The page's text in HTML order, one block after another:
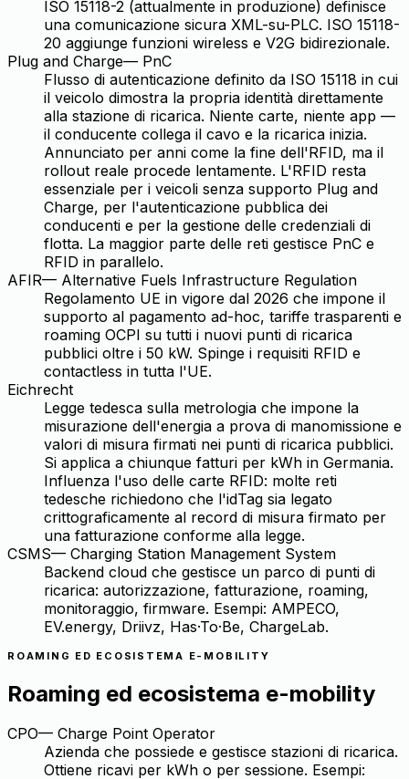
ISO 15118-2 (attualmente in produzione) definisce
una comunicazione sicura XML-su-PLC. ISO 15118-
20 aggiunge funzioni wireless e V2G bidirezionale.
Plug and Charge— PnC
Flusso di autenticazione definito da ISO 15118 in cui
il veicolo dimostra la propria identità direttamente
alla stazione di ricarica. Niente carte, niente app —
il conducente collega il cavo e la ricarica inizia.
Annunciato per anni come la fine dell'RFID, ma il
rollout reale procede lentamente. L'RFID resta
essenziale per i veicoli senza supporto Plug and
Charge, per l'autenticazione pubblica dei
conducenti e per la gestione delle credenziali di
flotta. La maggior parte delle reti gestisce PnC e
RFID in parallelo.
AFIR— Alternative Fuels Infrastructure Regulation
Regolamento UE in vigore dal 2026 che impone il
supporto al pagamento ad-hoc, tariffe trasparenti e
roaming OCPI su tutti i nuovi punti di ricarica
pubblici oltre i 50 kW. Spinge i requisiti RFID e
contactless in tutta l'UE.
Eichrecht
Legge tedesca sulla metrologia che impone la
misurazione dell'energia a prova di manomissione e
valori di misura firmati nei punti di ricarica pubblici.
Si applica a chiunque fatturi per kWh in Germania.
Influenza l'uso delle carte RFID: molte reti
tedesche richiedono che l'idTag sia legato
crittograficamente al record di misura firmato per
una fatturazione conforme alla legge.
CSMS— Charging Station Management System
Backend cloud che gestisce un parco di punti di
ricarica: autorizzazione, fatturazione, roaming,
monitoraggio, firmware. Esempi: AMPECO,
EV.energy, Driivz, Has·To·Be, ChargeLab.
ROAMING ED ECOSISTEMA E-MOBILITY
Roaming ed ecosistema e-mobility
CPO— Charge Point Operator
Azienda che possiede e gestisce stazioni di ricarica.
Ottiene ricavi per kWh o per sessione. Esempi: